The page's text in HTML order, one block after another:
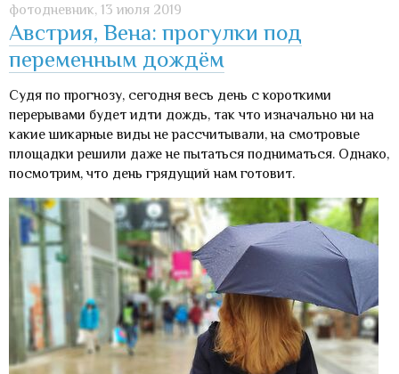
фотодневник, 13 июля 2019
Австрия, Вена: прогулки под
переменным дождём
Судя по прогнозу, сегодня весь день с короткими
перерывами будет идти дождь, так что изначально ни на
какие шикарные виды не рассчитывали, на смотровые
площадки решили даже не пытаться подниматься. Однако,
посмотрим, что день грядущий нам готовит.